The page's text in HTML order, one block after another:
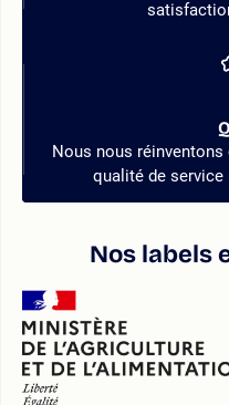
Nous nous
qualité de
Nos labels